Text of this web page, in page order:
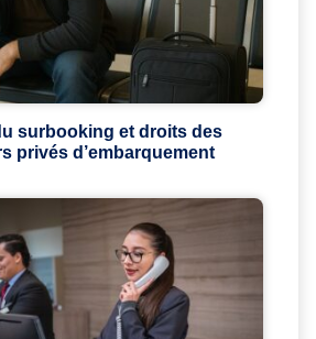
surbooking et droits des
privés d’embarquement